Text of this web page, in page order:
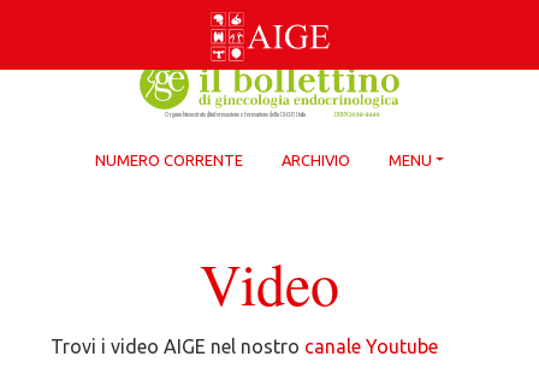
NUMERO CORRENTE ARCHIVIO MENU
Video
Trovi i video AIGE nel nostro canale Youtube